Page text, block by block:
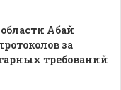
области Абай
за
требований